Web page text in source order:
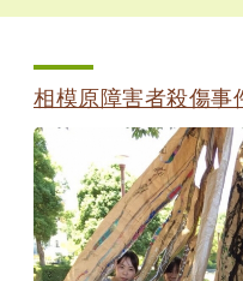
相模原障害者殺傷事